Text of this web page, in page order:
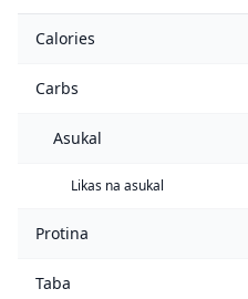
Calories
Carbs
Asukal
Likas na asukal
Protina
Taba